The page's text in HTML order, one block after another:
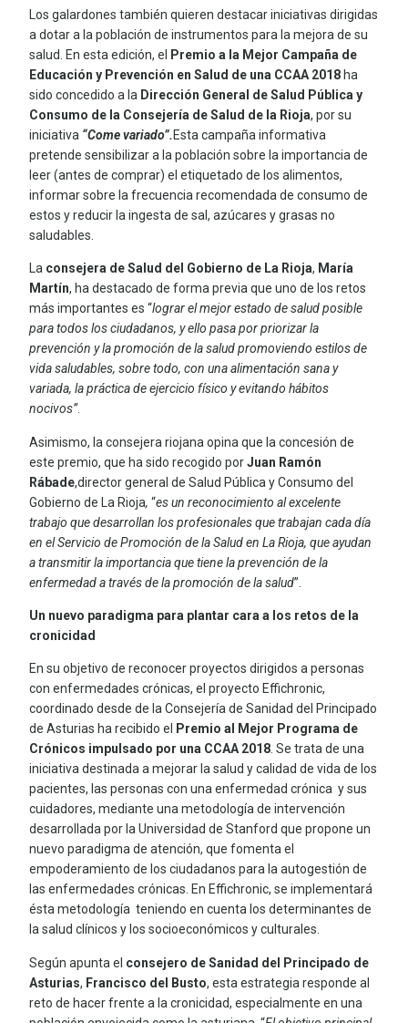
Los galardones también quieren destacar iniciativas dirigidas
a dotar a la población de instrumentos para la mejora de su
salud. En esta edición, el
Premio a la Mejor Campaña de
Educación y Prevención en Salud de una CCAA 2018 ha
sido concedido a la Dirección General de Salud Pública y
Consumo de la Consejería de Salud de la Rioja, por su
iniciativa “Come variado”.Esta campaña informativa
pretende sensibilizar a la población sobre la importancia de
leer (antes de comprar) el etiquetado de los alimentos,
informar sobre la frecuencia recomendada de consumo de
estos y reducir la ingesta de sal, azúcares y grasas no
saludables.
La consejera de Salud del Gobierno de La Rioja, María
Martín, ha destacado de forma previa que uno de los retos
más importantes es “lograr el mejor estado de salud posible
para todos los ciudadanos, y ello pasa por priorizar la
prevención y la promoción de la salud promoviendo estilos de
vida saludables, sobre todo, con una alimentación sana y
variada, la práctica de ejercicio físico y evitando hábitos
nocivos”.
Asimismo, la consejera riojana opina que la concesión de
este premio, que ha sido recogido porJuan Ramón
Rábade,director general de Salud Pública y Consumo del
Gobierno de La Rioja, “esun reconocimiento al excelente
trabajo que desarrollan los profesionales que trabajan cada día
en el Servicio de Promoción de la Salud en La Rioja, que ayudan
a transmitir la importancia que tiene la prevención de la
enfermedad a través de la promoción de la salud”.
Un nuevo paradigma para plantar cara a los retos de la
cronicidad
En su objetivo de reconocer proyectos dirigidos a personas
con enfermedades crónicas, el proyecto Effichronic,
coordinado desde de la Consejería de Sanidad del Principado
de Asturias ha recibido el
Premio al Mejor Programa de
Crónicos impulsado por una CCAA 2018. Se trata de una
iniciativa destinada a mejorar la salud y calidad de vida de los
pacientes, las personas con una enfermedad crónica y sus
cuidadores, mediante una metodología de intervención
desarrollada por la Universidad de Stanford que propone un
nuevo paradigma de atención, que fomenta el
empoderamiento de los ciudadanos para la autogestión de
las enfermedades crónicas. En Effichronic, se implementará
ésta metodología teniendo en cuenta los determinantes de
la salud clínicos y los socioeconómicos y culturales.
Según apunta el consejero de Sanidad del Principado de
Asturias, Francisco del Busto, esta estrategia responde al
reto de hacer frente a la cronicidad, especialmente en una